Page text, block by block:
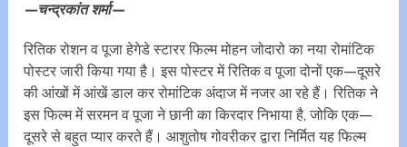
—चन्द्रकांत शर्मा—
रितिक रोशन व पूजा हेगेडे स्टारर फिल्म मोहन जोदारो का नया रोमांटिक
पोस्टर जारी किया गया है। इस पोस्टर में रितिक व पूजा दोनों एक—दूसरे
की आंखों में आंखें डाल कर रोमांटिक अंदाज में नजर आ रहे हैं। रितिक ने
इस फिल्म में सरमन व पूजा ने छानी का किरदार निभाया है, जोकि एक—
दूसरे से बहुत प्यार करते हैं। आशुतोष गोवरीकर द्वारा निर्मित यह फिल्म